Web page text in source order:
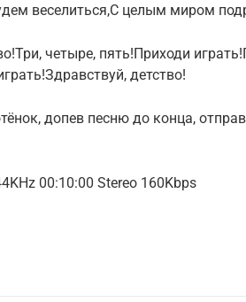
веселиться,С целым миром
четыре, пять!Приходи
детство!
допев песню до конца,
00:10:00 Stereo 160Kbps